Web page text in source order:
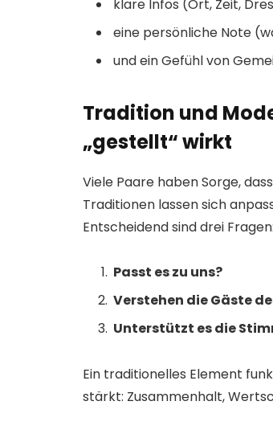
klare Infos (Ort, Zeit,
eine persönliche Note
und ein Gefühl von
Tradition und
„gestellt“ wirkt
Viele Paare haben Sorge,
Traditionen lassen sich
Entscheidend sind drei Fragen:
Passt es zu uns?
Verstehen die Gäste
Unterstützt es die
Ein traditionelles Element
stärkt: Zusammenhalt,